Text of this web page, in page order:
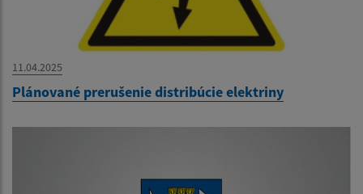
11.04.2025
Plánované prerušenie distribúcie elektriny